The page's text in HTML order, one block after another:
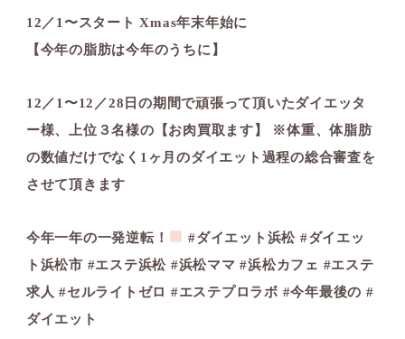
12／1〜スタート️ Xmas年末年始に
【今年の脂肪は今年のうちに】
12／1〜12／28日の期間で頑張って頂いたダイエッタ
ー様、上位３名様の【お肉買取ます️】 ※体重、体脂肪
の数値だけでなく1ヶ月のダイエット過程の総合審査を
させて頂きます
今年一年の一発逆転！
#ダイエット浜松 #ダイエッ
ト浜松市 #エステ浜松 #浜松ママ #浜松カフェ #エステ
求人 #セルライトゼロ #エステプロラボ #今年最後の #
ダイエット